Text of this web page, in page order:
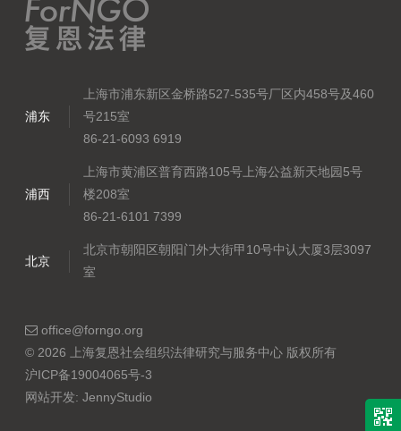
浦东
上海市浦东新区金桥路527-535号厂区内458号及460
号215室
86-21-6093 6919
浦西
上海市黄浦区普育西路105号上海公益新天地园5号
楼208室
86-21-6101 7399
北京
北京市朝阳区朝阳门外大街甲10号中认大厦3层3097
室
office@forngo.org
© 2026 上海复恩社会组织法律研究与服务中心 版权所有
沪ICP备19004065号-3
网站开发: JennyStudio